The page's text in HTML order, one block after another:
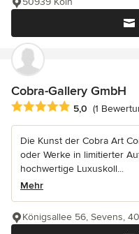
Cobra-Gallery GmbH
Durchschnittliche
5,0 (1
Die Kunst der Cobra Art
oder Werke in limitierter
hochwertige Luxuskoll...
Mehr
Königsallee 56, Sevens,